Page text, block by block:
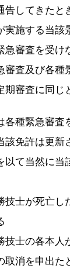
告してきたと
実施する当該
急審査を受け
審査及び各種
期審査に同じ
各種緊急審査
該免許は更新
以て当然に当
技士が死亡し
技士の各本人
取消を申出た